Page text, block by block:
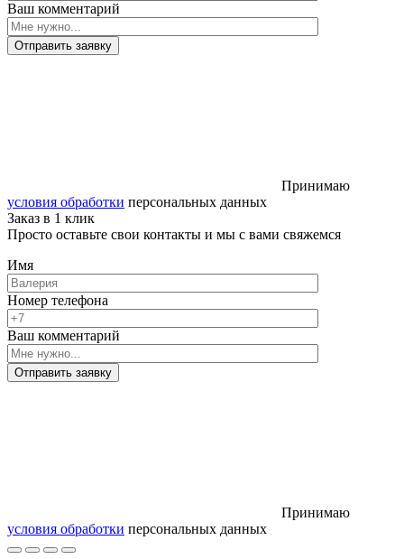
Ваш комментарий
Отправить заявку
Принимаю
условия обработки персональных данных
Заказ в 1 клик
Просто оставьте свои контакты и мы с вами свяжемся
Имя
Номер телефона
Ваш комментарий
Отправить заявку
Принимаю
условия обработки персональных данных